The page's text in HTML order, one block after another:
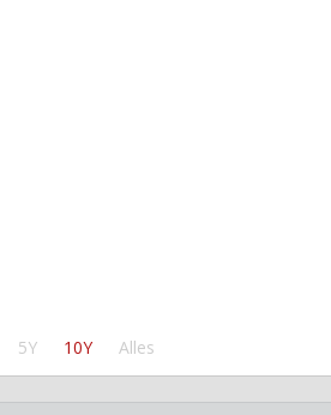
5Y 10Y Alles